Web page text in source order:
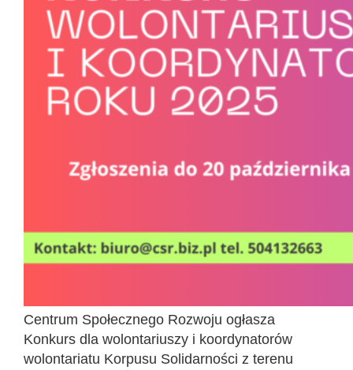
Centrum Społecznego Rozwoju ogłasza
Konkurs dla wolontariuszy i koordynatorów
wolontariatu Korpusu Solidarności z terenu